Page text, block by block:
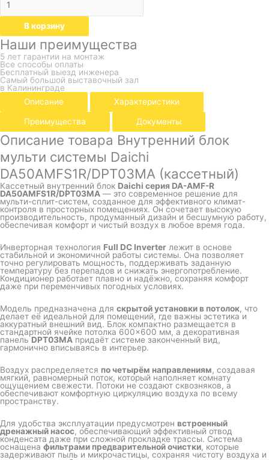
В корзину
Наши преимущества
5 лет гарантии на монтаж
Все способы оплаты
Бесплатный выезд инженера
Самый большой выставочный зал
в Калининграде
Описание
Характеристики
Преимущества Документы
Описание товара Внутренний блок
мульти системы Daichi
DA50AMFS1R/DPT03MA (кассетный)
Кассетный внутренний блок Daichi серия DA-AMF-R
DA50AMFS1R/DPT03MA — это современное решение для
мульти-сплит-систем, созданное для эффективного климат-
контроля в просторных помещениях. Он сочетает высокую
производительность, продуманный дизайн и бесшумную работу,
обеспечивая комфорт и чистый воздух в любое время года.
Инверторная технология Full DC Inverter лежит в основе
стабильной и экономичной работы системы. Она позволяет
точно регулировать мощность, поддерживать заданную
температуру без перепадов и снижать энергопотребление.
Кондиционер работает плавно и надёжно, сохраняя комфорт
даже при переменчивых погодных условиях.
Модель предназначена для скрытой установки в потолок, что
делает её идеальной для помещений, где важны эстетика и
аккуратный внешний вид. Блок компактно размещается в
стандартной ячейке потолка 600×600 мм, а декоративная
панельDPT03MA придаёт системе законченный вид,
гармонично вписываясь в интерьер.
Воздух распределяется по четырём направлениям, создавая
мягкий, равномерный поток, который наполняет комнату
ощущением свежести. Потоки не создают сквозняков, а
обеспечивают комфортную циркуляцию воздуха по всему
пространству.
Для удобства эксплуатации предусмотрен встроенный
дренажный насос, обеспечивающий эффективный отвод
конденсата даже при сложной прокладке трассы. Система
оснащена фильтрами предварительной очистки, которые
задерживают пыль и микрочастицы, сохраняя чистоту воздуха и